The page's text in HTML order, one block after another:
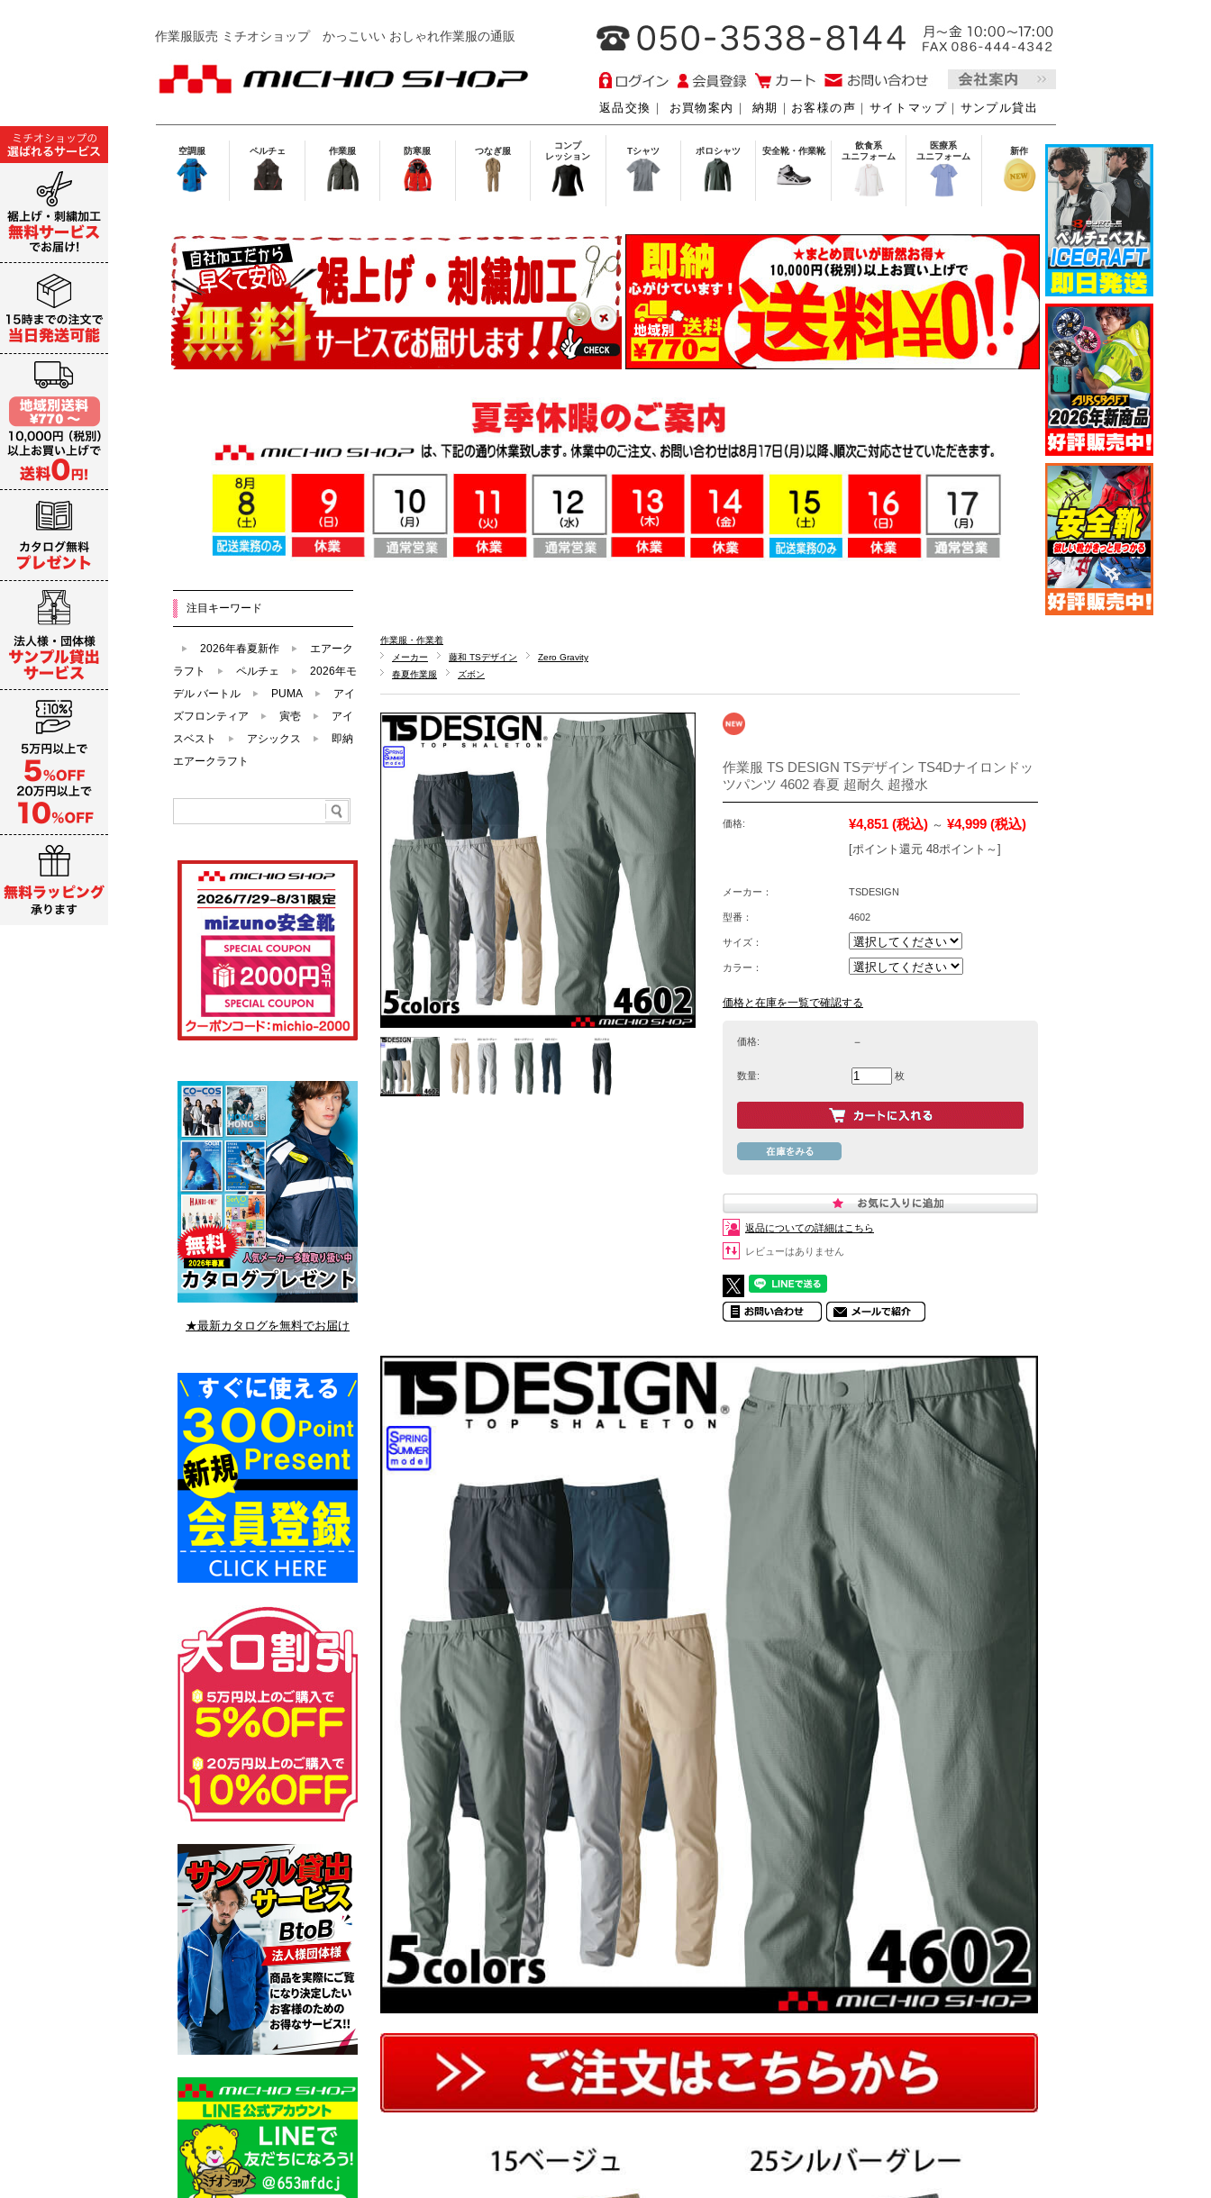
作業服販売 ミチオショップかっこいい おしゃれ作業服の通販
返品交換 ｜ お買物案内 ｜ 納期 ｜ お客様の声 ｜ サイトマップ ｜ サンプル貸出
空調服 ペルチェ 作業服 防寒服 つなぎ服
コンプ
レッション
Tシャツ ポロシャツ 安全靴・作業靴
飲食系
ユニフォーム
医療系
ユニフォーム
新作
作業服・作業着
メーカー
藤和 TSデザイン
Zero Gravity
春夏作業服
ズボン
作業服 TS DESIGN TSデザイン TS4Dナイロンドッ
ツパンツ 4602 春夏 超耐久 超撥水
価格: ¥4,851 (税込) ～ ¥4,999 (税込)
[ポイント還元 48ポイント～]
メーカー： TSDESIGN
型番： 4602
サイズ：
カラー：
価格と在庫を一覧で確認する
価格: －
数量: 枚
返品についての詳細はこちら
レビューはありません
注目キーワード
2026年春夏新作
エアーク
ラフト
ペルチェ
2026年モ
デル バートル
PUMA
アイ
ズフロンティア
寅壱
アイ
スベスト
アシックス
即納
エアークラフト
★最新カタログを無料でお届け